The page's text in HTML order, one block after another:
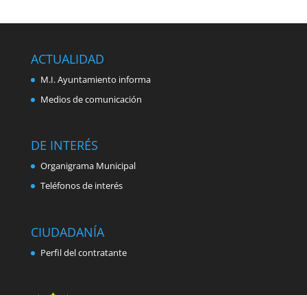
ACTUALIDAD
M.I. Ayuntamiento informa
Medios de comunicación
DE INTERÉS
Organigrama Municipal
Teléfonos de interés
CIUDADANÍA
Perfil del contratante